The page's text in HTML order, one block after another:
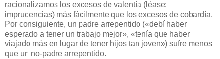
racionalizamos los excesos de valentía (léase:
imprudencias) más fácilmente que los excesos de cobardía.
Por consiguiente, un padre arrepentido («debí haber
esperado a tener un trabajo mejor», «tenía que haber
viajado más en lugar de tener hijos tan joven») sufre menos
que un no-padre arrepentido.